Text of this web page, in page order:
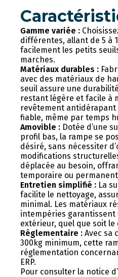
Gamme variée :
différentes, allant de 5 à
facilement les petits
marches.
Matériaux durables :
avec des matériaux de
seuil assure une
restant légère et facile à
revêtement
fiable, même par temps
Amovible : Dotée d’une
profil bas, la rampe se
désiré, sans nécessiter
modifications
déplacée au besoin,
temporaire ou
Entretien simplifié : La
facilite le nettoyage,
minimal. Les matériaux
intempéries
extérieur, quel que soit le
Réglementaire : Avec sa
300kg minimum, cette
réglementation
ERP.
Pour consulter la notice